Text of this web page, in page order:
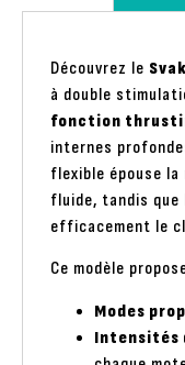
Découvrez le
à double
fonction
internes
flexible épouse
fluide, tandis
efficacement le
Ce modèle
Modes
Intensités